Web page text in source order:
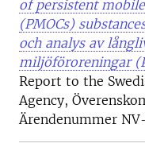
of persistent
(PMOCs)
och analys av
miljöföroreningar
Report to the
Agency,
Ärendenummer